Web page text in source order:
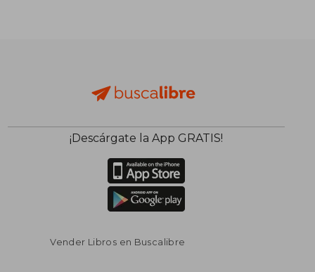
¡Descárgate la App GRATIS!
Vender Libros en Buscalibre